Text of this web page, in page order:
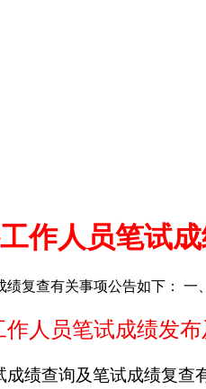
作人员笔试
复查有关事项公告如下： 一
人员笔试成绩发
绩查询及笔试成绩复查